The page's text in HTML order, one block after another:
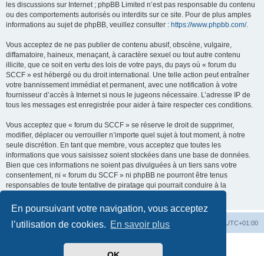
En poursuivant votre navigation, vous acceptez
l’utilisation de cookies. En savoir plus
les discussions sur Internet ; phpBB Limited n’est pas responsable du contenu
ou des comportements autorisés ou interdits sur ce site. Pour de plus amples
informations au sujet de phpBB, veuillez consulter : https://www.phpbb.com/.
Vous acceptez de ne pas publier de contenu abusif, obscène, vulgaire,
diffamatoire, haineux, menaçant, à caractère sexuel ou tout autre contenu
illicite, que ce soit en vertu des lois de votre pays, du pays où « forum du
SCCF » est hébergé ou du droit international. Une telle action peut entraîner
votre bannissement immédiat et permanent, avec une notification à votre
fournisseur d’accès à Internet si nous le jugeons nécessaire. L’adresse IP de
tous les messages est enregistrée pour aider à faire respecter ces conditions.
Vous acceptez que « forum du SCCF » se réserve le droit de supprimer,
modifier, déplacer ou verrouiller n’importe quel sujet à tout moment, à notre
seule discrétion. En tant que membre, vous acceptez que toutes les
informations que vous saisissez soient stockées dans une base de données.
Bien que ces informations ne soient pas divulguées à un tiers sans votre
consentement, ni « forum du SCCF » ni phpBB ne pourront être tenus
responsables de toute tentative de piratage qui pourrait conduire à la
Index du forum UTC+01:00
Développé parphpBB® Forum Software © phpBB Limited
Traduit par